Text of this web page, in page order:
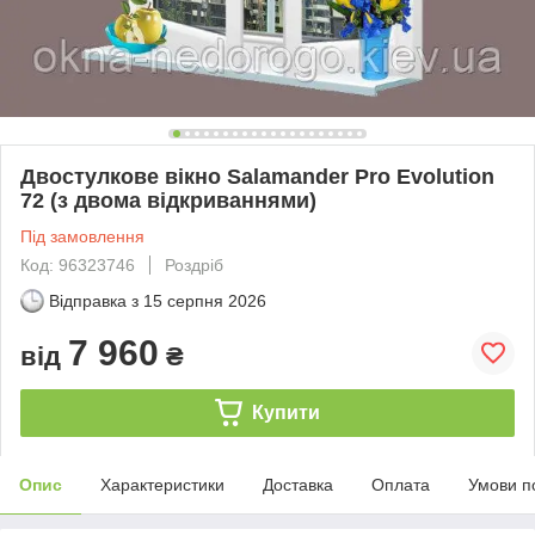
Двостулкове вікно Salamander Pro Evolution
72 (з двома відкриваннями)
Під замовлення
Код: 96323746
Роздріб
Відправка з 15 серпня 2026
від 7 960 ₴
Купити
Опис Характеристики Доставка Оплата Умови